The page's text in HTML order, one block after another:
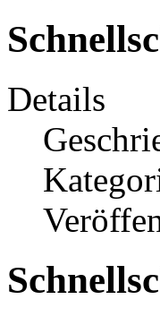
Details